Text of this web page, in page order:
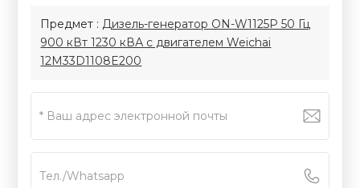
Предмет : Дизель-генератор ON-W1125P 50 Гц
900 кВт 1230 кВА с двигателем Weichai
12M33D1108E200